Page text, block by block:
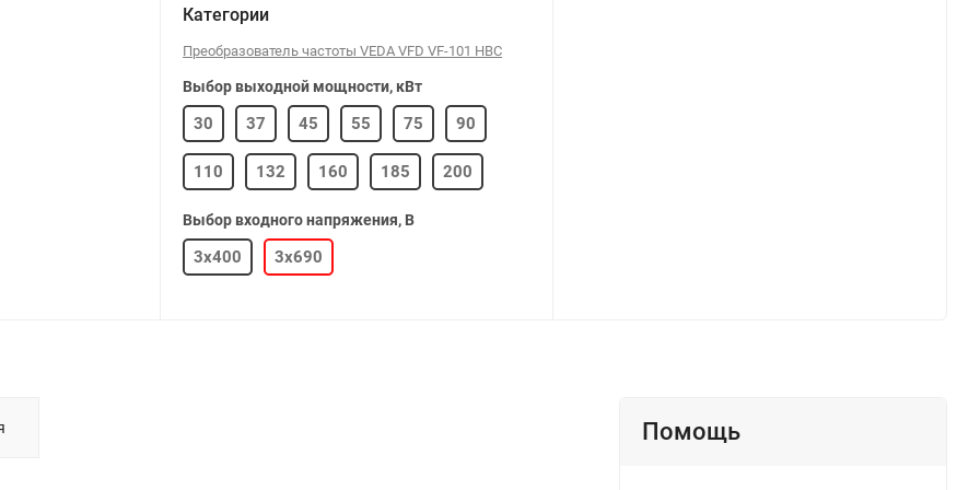
Категории
Преобразователь частоты VEDA VFD VF-101 HBC
Выбор выходной мощности, кВт
30 37 45 55 75 90
110 132 160 185 200
220 250 280 315
400 450 500
Выбор входного напряжения, В
3х400 3х690
Помощь